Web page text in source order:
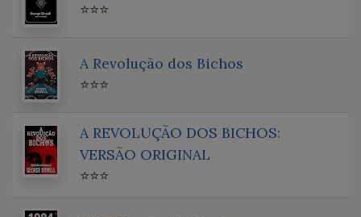
⭐⭐⭐
A Revolução dos Bichos
⭐⭐⭐
A REVOLUÇÃO DOS BICHOS:
VERSÃO ORIGINAL
⭐⭐⭐